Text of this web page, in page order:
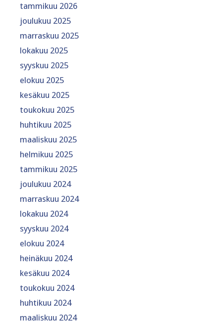
tammikuu 2026
joulukuu 2025
marraskuu 2025
lokakuu 2025
syyskuu 2025
elokuu 2025
kesäkuu 2025
toukokuu 2025
huhtikuu 2025
maaliskuu 2025
helmikuu 2025
tammikuu 2025
joulukuu 2024
marraskuu 2024
lokakuu 2024
syyskuu 2024
elokuu 2024
heinäkuu 2024
kesäkuu 2024
toukokuu 2024
huhtikuu 2024
maaliskuu 2024